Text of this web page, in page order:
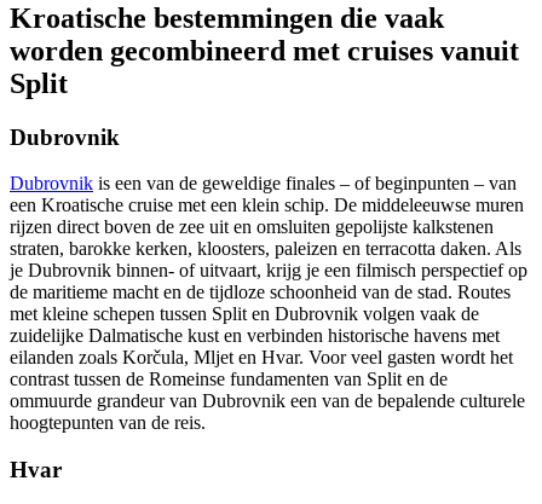
Kroatische bestemmingen die vaak
worden gecombineerd met cruises vanuit
Split
Dubrovnik
Dubrovnik is een van de geweldige finales – of beginpunten – van
een Kroatische cruise met een klein schip. De middeleeuwse muren
rijzen direct boven de zee uit en omsluiten gepolijste kalkstenen
straten, barokke kerken, kloosters, paleizen en terracotta daken. Als
je Dubrovnik binnen- of uitvaart, krijg je een filmisch perspectief op
de maritieme macht en de tijdloze schoonheid van de stad. Routes
met kleine schepen tussen Split en Dubrovnik volgen vaak de
zuidelijke Dalmatische kust en verbinden historische havens met
eilanden zoals Korčula, Mljet en Hvar. Voor veel gasten wordt het
contrast tussen de Romeinse fundamenten van Split en de
ommuurde grandeur van Dubrovnik een van de bepalende culturele
hoogtepunten van de reis.
Hvar